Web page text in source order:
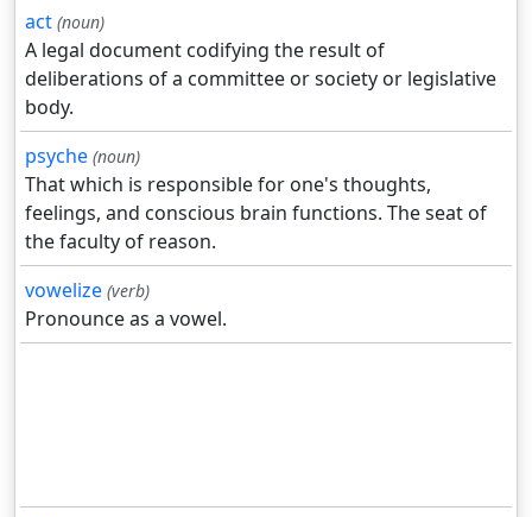
act (noun)
A legal document codifying the result of
deliberations of a committee or society or legislative
body.
psyche (noun)
That which is responsible for one's thoughts,
feelings, and conscious brain functions. The seat of
the faculty of reason.
vowelize (verb)
Pronounce as a vowel.